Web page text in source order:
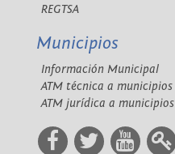
REGTSA
Municipios
Información Municipal
ATM técnica a municipios
ATM jurídica a municipios